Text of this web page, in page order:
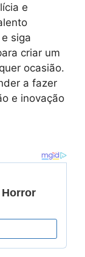
e
siga
criar um
ocasião.
a fazer
e inovação